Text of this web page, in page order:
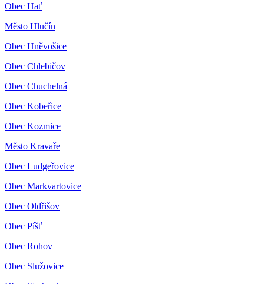
Obec Hať
Město Hlučín
Obec Hněvošice
Obec Chlebičov
Obec Chuchelná
Obec Kobeřice
Obec Kozmice
Město Kravaře
Obec Ludgeřovice
Obec Markvartovice
Obec Oldřišov
Obec Píšť
Obec Rohov
Obec Služovice